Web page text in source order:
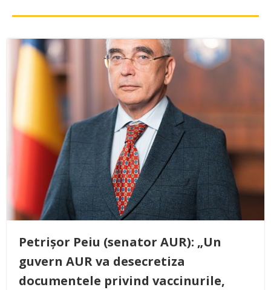
Petrișor Peiu (senator AUR): „Un
guvern AUR va desecretiza
documentele privind vaccinurile,